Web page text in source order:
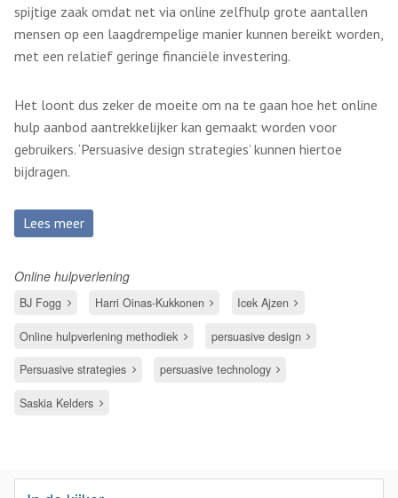
spijtige zaak omdat net via online zelfhulp grote aantallen
mensen op een laagdrempelige manier kunnen bereikt worden,
met een relatief geringe financiële investering.
Het loont dus zeker de moeite om na te gaan hoe het online
hulp aanbod aantrekkelijker kan gemaakt worden voor
gebruikers. ‘Persuasive design strategies’ kunnen hiertoe
bijdragen.
Lees meer
Online hulpverlening
BJ Fogg Harri Oinas-Kukkonen Icek Ajzen
Online hulpverlening methodiek persuasive design
Persuasive strategies persuasive technology
Saskia Kelders